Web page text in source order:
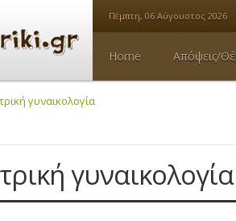
Πέμπτη, 06 Αύγουστος 2026
Home Απόψεις/
γυναικολογία
γυναικολογία